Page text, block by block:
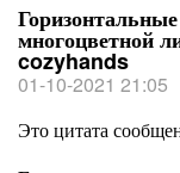
многоцветной
cozyhands
01-10-2021 21:05
Это цитата